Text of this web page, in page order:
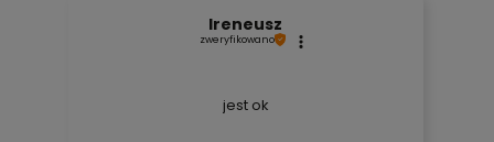
Ireneusz
zweryfikowano
jest ok